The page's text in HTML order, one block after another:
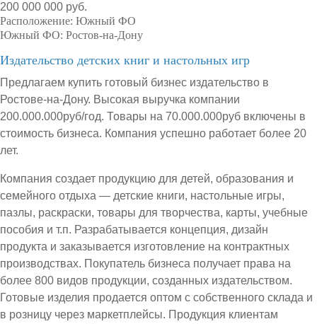
200 000 000 руб.
Расположение: Южный ФО
Южный ФО: Ростов-на-Дону
Издательство детских книг и настольных игр
Предлагаем купить готовый бизнес издательство в
Ростове-на-Дону. Высокая выручка компании
200.000.000руб/год. Товары на 70.000.000руб включены в
стоимость бизнеса. Компания успешно работает более 20
лет.
Компания создает продукцию для детей, образования и
семейного отдыха — детские книги, настольные игры,
пазлы, раскраски, товары для творчества, карты, учебные
пособия и т.п. Разрабатывается концепция, дизайн
продукта и заказывается изготовление на контрактных
производствах. Покупатель бизнеса получает права на
более 800 видов продукции, созданных издательством.
Готовые изделия продается оптом с собственного склада и
в розницу через маркетплейсы. Продукция клиентам